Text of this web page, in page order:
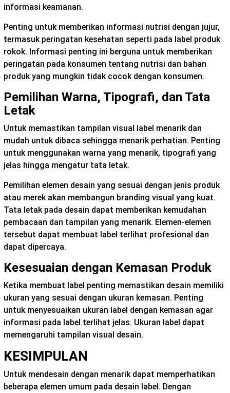
informasi keamanan.
Penting untuk memberikan informasi nutrisi dengan jujur,
termasuk peringatan kesehatan seperti pada label produk
rokok. Informasi penting ini berguna untuk memberikan
peringatan pada konsumen tentang nutrisi dan bahan
produk yang mungkin tidak cocok dengan konsumen.
Pemilihan Warna, Tipografi, dan Tata
Letak
Untuk memastikan tampilan visual label menarik dan
mudah untuk dibaca sehingga menarik perhatian. Penting
untuk menggunakan warna yang menarik, tipografi yang
jelas hingga mengatur tata letak.
Pemilihan elemen desain yang sesuai dengan jenis produk
atau merek akan membangun branding visual yang kuat.
Tata letak pada desain dapat memberikan kemudahan
pembacaan dan tampilan yang menarik. Elemen-elemen
tersebut dapat membuat label terlihat profesional dan
dapat dipercaya.
Kesesuaian dengan Kemasan Produk
Ketika membuat label penting memastikan desain memiliki
ukuran yang sesuai dengan ukuran kemasan. Penting
untuk menyesuaikan ukuran label dengan kemasan agar
informasi pada label terlihat jelas. Ukuran label dapat
memengaruhi tampilan visual desain.
KESIMPULAN
Untuk mendesain dengan menarik dapat memperhatikan
beberapa elemen umum pada desain label. Dengan